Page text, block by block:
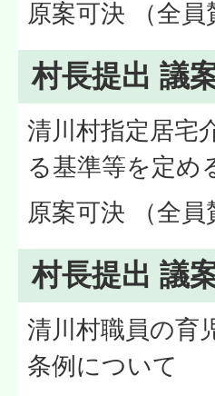
原案可決 （全員
村長提出 議
清川村指定居宅
る基準等を定め
原案可決 （全員
村長提出 議
清川村職員の育
条例について